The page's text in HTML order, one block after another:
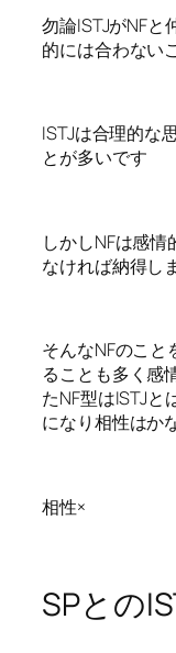
勿論ISTJがNFと
的には合わない
ISTJは合理的な
とが多いです
しかしNFは感
なければ納得し
そんなNFのこ
ることも多く感
たNF型はISTJと
になり相性はか
相性×
SPとの